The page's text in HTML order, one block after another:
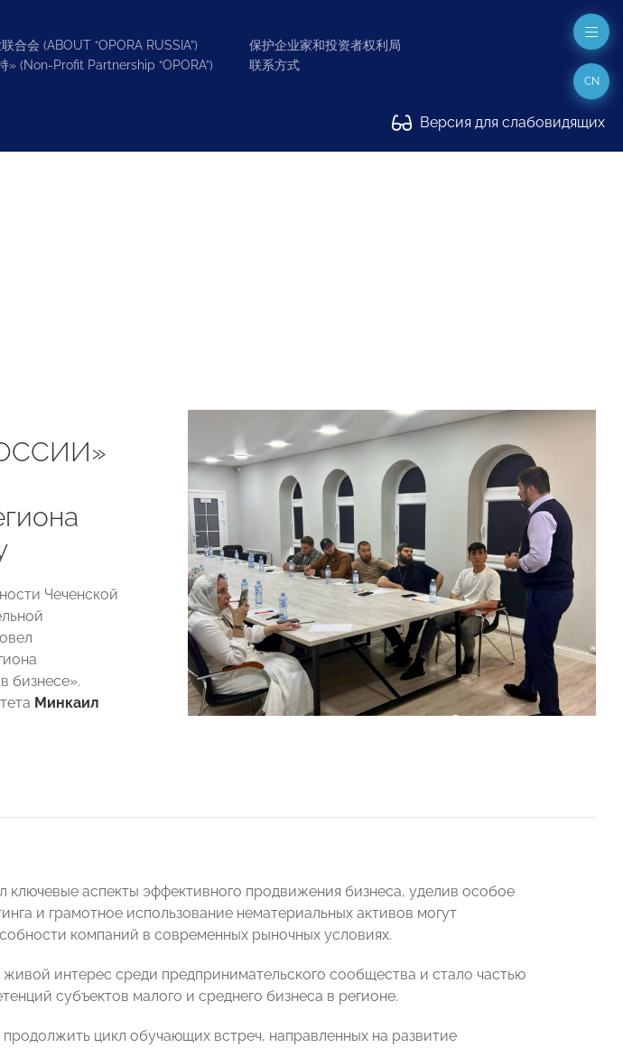
合会 (ABOUT “OPORA RUSSIA”)
» (Non-Profit Partnership “OPORA”)
保护企业家和投资者权利局
联系方式
Версия для слабовидящих
CN
Чеченской
бизнесе».
Минкаил
аспекты эффективного продвижения бизнеса, уделив особое
и грамотное использование нематериальных активов могут
компаний в современных рыночных условиях.
интерес среди предпринимательского сообщества и стало частью
субъектов малого и среднего бизнеса в регионе.
цикл обучающих встреч, направленных на развитие